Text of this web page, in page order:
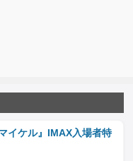
イケル』IMAX入場者特